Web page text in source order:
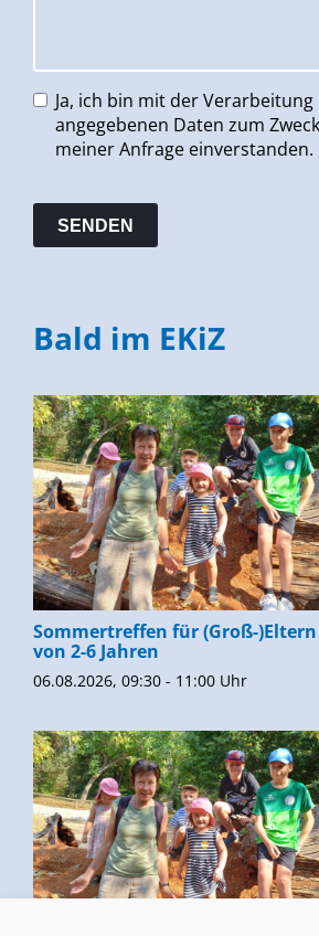
Ja, ich bin mit der
angegebenen Daten zum
meiner Anfrage einverstanden.
Bald im EKiZ
Sommertreffen für (Groß-
von 2-6 Jahren
06.08.2026, 09:30 - 11:00 Uhr